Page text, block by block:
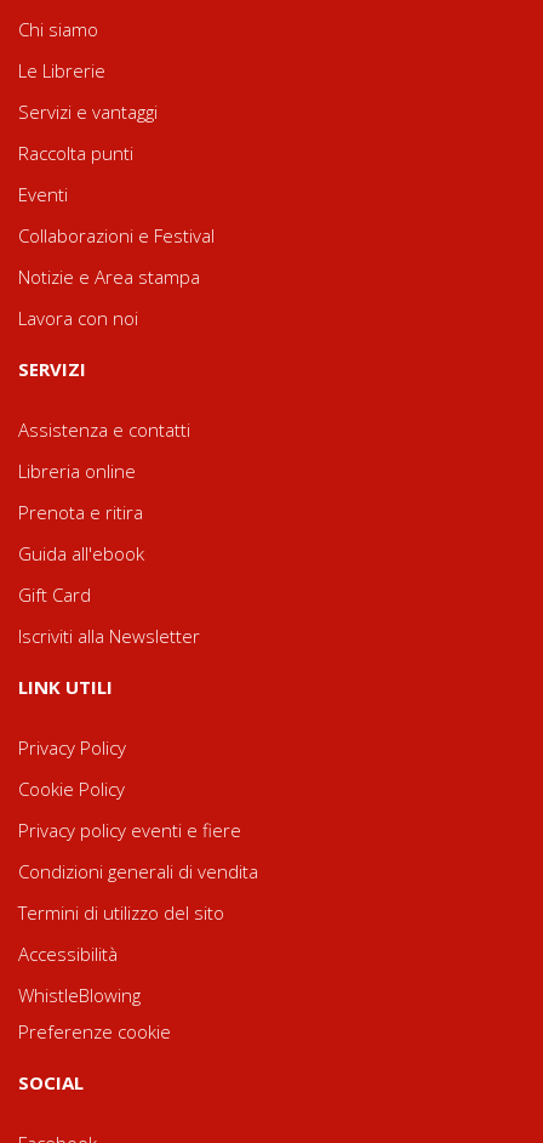
Chi siamo
Le Librerie
Servizi e vantaggi
Raccolta punti
Eventi
Collaborazioni e Festival
Notizie e Area stampa
Lavora con noi
SERVIZI
Assistenza e contatti
Libreria online
Prenota e ritira
Guida all'ebook
Gift Card
Iscriviti alla Newsletter
LINK UTILI
Privacy Policy
Cookie Policy
Privacy policy eventi e fiere
Condizioni generali di vendita
Termini di utilizzo del sito
Accessibilità
WhistleBlowing
Preferenze cookie
SOCIAL